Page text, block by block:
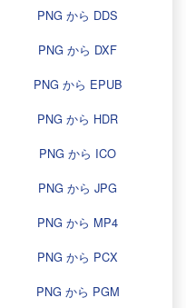
PNG から DDS
PNG から DXF
PNG から EPUB
PNG から HDR
PNG から ICO
PNG から JPG
PNG から MP4
PNG から PCX
PNG から PGM